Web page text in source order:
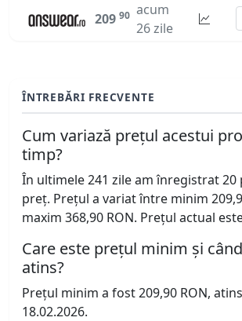
209 90 acum
26 zile
ÎNTREBĂRI FRECVENTE
Cum variază prețul acestui
timp?
În ultimele 241 zile am înregistrat 20
preț. Prețul a variat între minim
maxim 368,90 RON. Prețul actual
Care este prețul minim și
atins?
Prețul minim a fost 209,90 RON,
18.02.2026.